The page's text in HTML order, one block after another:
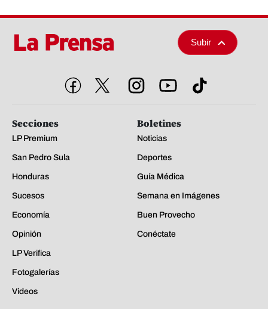
Subir
Secciones
LP Premium
San Pedro Sula
Honduras
Sucesos
Economía
Opinión
LP Verifica
Fotogalerías
Videos
Boletines
Noticias
Deportes
Guía Médica
Semana en Imágenes
Buen Provecho
Conéctate